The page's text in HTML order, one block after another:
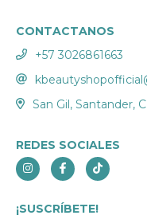
CONTACTANOS
+57 3026861663
San Gil, Santander,
REDES SOCIALES
¡SUSCRÍBETE!